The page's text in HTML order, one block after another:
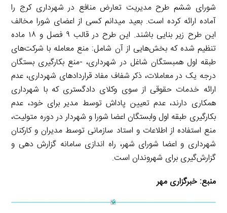
شورای ششم طرح مدیریت تعارض منافع در شهرداری کرج را
آماده ارائه کرده است. بعید میدانم کسی از اعضای شورا مخالف
این طرح زیر بنایی باشند. این طرح در قالب ۹ فصل و ۱۸ ماده
تنظیم شده که بخش‌هایی از آن شامل: منع معامله با شرکت‌های
طبقه اول همبستگان شاغل در شهرداری، -منع بکارگیری بستگان
درجه یک در معاملات، ذکر شفاف مفاد قراردادهای شهرداری، عدم
ارائه خدمات حقوقی از سوی وکلای دادگستری که با شهرداری
همکاری دارند، عدم تعیین پاداش توسط مدیر برای خود، عدم
بکارگیری طبقه اول وابستگان اعضا شورا و شهردار در دوره متولیت،
منع استفاده از اطلاعات و استاد سازمانی توسط مدیران و کارکنان
شهرداری و اعضا شورای شهر، راه اندازی سامانه گزارش دهی و
گزارش‌گیری برای شهروندان است.
منبع:خبرگزاری مهر